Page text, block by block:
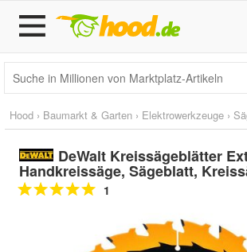
Hood › Baumarkt & Garten › Elektrowerkzeuge ›
DeWalt Kreissägeblätter
Handkreissäge, Sägeblatt,
1